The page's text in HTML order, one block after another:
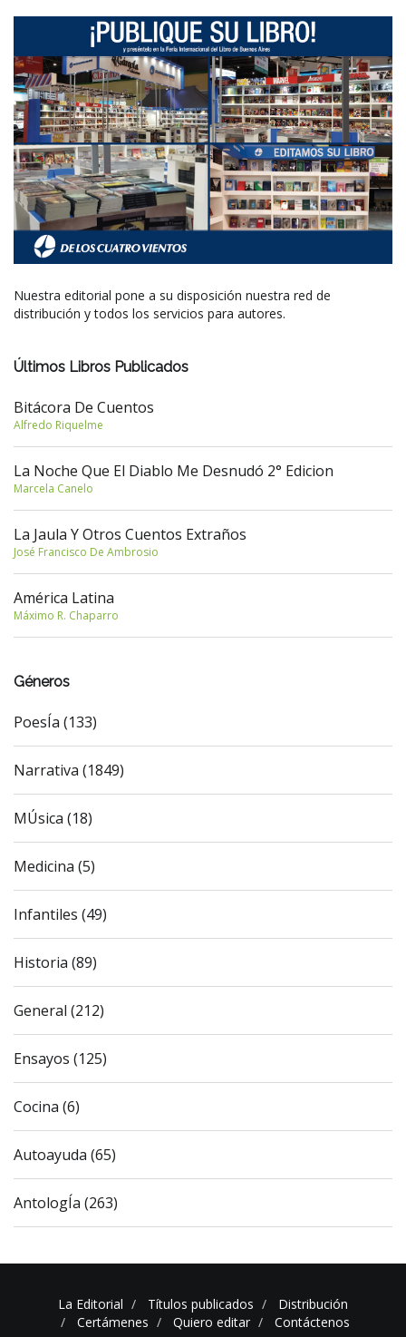
Nuestra editorial pone a su disposición nuestra red de
distribución y todos los servicios para autores.
Últimos Libros Publicados
Bitácora De Cuentos
Alfredo Riquelme
La Noche Que El Diablo Me Desnudó 2° Edicion
Marcela Canelo
La Jaula Y Otros Cuentos Extraños
José Francisco De Ambrosio
América Latina
Máximo R. Chaparro
Géneros
PoesÍa (133)
Narrativa (1849)
MÚsica (18)
Medicina (5)
Infantiles (49)
Historia (89)
General (212)
Ensayos (125)
Cocina (6)
Autoayuda (65)
AntologÍa (263)
La Editorial Títulos publicados
Distribución
Certámenes
Quiero editar Contáctenos